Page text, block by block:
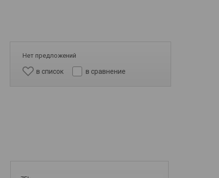
Нет предложений
в список в сравнение